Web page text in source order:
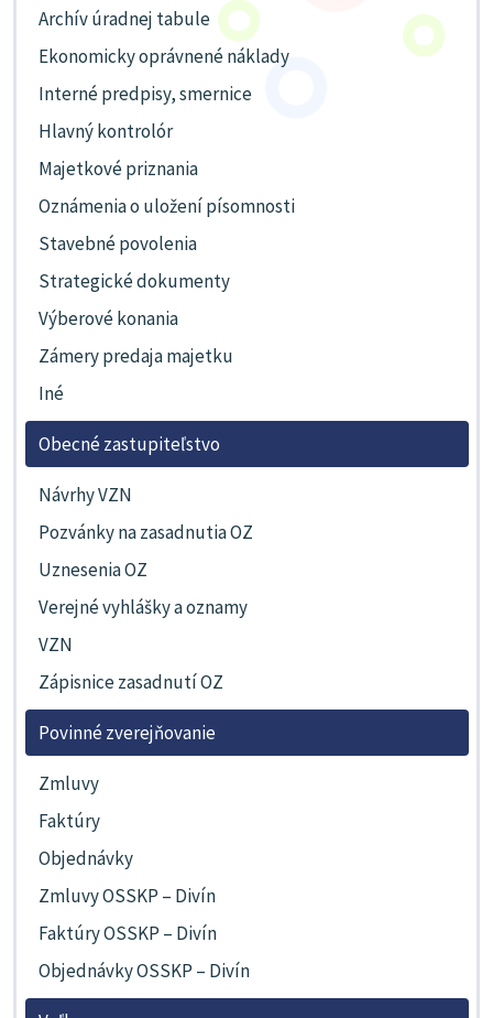
Archív úradnej tabule
Ekonomicky oprávnené náklady
Interné predpisy, smernice
Hlavný kontrolór
Majetkové priznania
Oznámenia o uložení písomnosti
Stavebné povolenia
Strategické dokumenty
Výberové konania
Zámery predaja majetku
Iné
Obecné zastupiteľstvo
Návrhy VZN
Pozvánky na zasadnutia OZ
Uznesenia OZ
Verejné vyhlášky a oznamy
VZN
Zápisnice zasadnutí OZ
Povinné zverejňovanie
Zmluvy
Faktúry
Objednávky
Zmluvy OSSKP – Divín
Faktúry OSSKP – Divín
Objednávky OSSKP – Divín